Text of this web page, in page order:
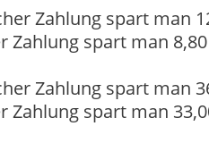
Zahlung spart man
Zahlung spart man
Zahlung spart man
Zahlung spart man